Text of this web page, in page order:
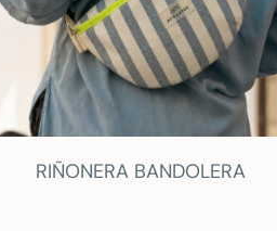
RIÑONERA BANDOLERA